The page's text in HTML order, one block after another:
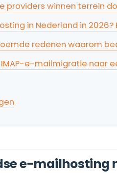
providers winnen terrein
in Nederland in 2026?
redenen waarom
e-mailmigratie naar
e-mailhosting